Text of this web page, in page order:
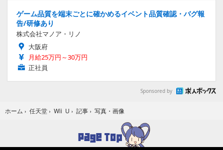
ゲーム品質を端末ごとに確かめるイベント品質確認・バグ報
告/研修あり
株式会社マノア・リノ
大阪府
月給25万円～30万円
正社員
Sponsored by
ホーム › 任天堂 › Wii U › 記事 › 写真・画像